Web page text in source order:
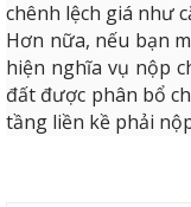
chênh lệch giá như
Hơn nữa, nếu bạn
hiện nghĩa vụ nộp
đất được phân bổ
tầng liền kề phải